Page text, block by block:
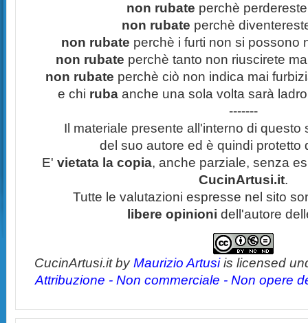
non rubate perchè
non rubate perchè
non rubate perchè i furti non si possono
non rubate perchè tanto non riuscirete
non rubate perchè ciò non indica mai
e chi ruba anche una sola volta sarà
-------
Il materiale presente all'interno di questo
del suo autore ed è quindi protetto
E' vietata la copia, anche parziale, senza
CucinArtusi.it.
Tutte le valutazioni espresse nel sito
libere opinioni dell'autore
CucinArtusi.itbyMaurizio Artusiis licensed
Attribuzione - Non commerciale - Non opere